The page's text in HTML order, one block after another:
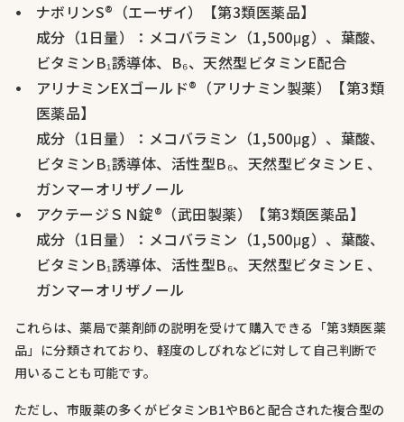
ナボリンS®（エーザイ）【第3類医薬品】
成分（1日量）：メコバラミン（1,500μg）、葉酸、
ビタミンB₁誘導体、B₆、天然型ビタミンE配合
アリナミンEXゴールド®（アリナミン製薬）【第3類
医薬品】
成分（1日量）：メコバラミン（1,500μg）、葉酸、
ビタミンB₁誘導体、活性型B₆、天然型ビタミンＥ、
ガンマーオリザノール
アクテージＳＮ錠®（武田製薬）【第3類医薬品】
成分（1日量）：メコバラミン（1,500μg）、葉酸、
ビタミンB₁誘導体、活性型B₆、天然型ビタミンＥ、
ガンマーオリザノール
これらは、薬局で薬剤師の説明を受けて購入できる「第3類医薬
品」に分類されており、軽度のしびれなどに対して自己判断で
用いることも可能です。
ただし、市販薬の多くがビタミンB1やB6と配合された複合型の